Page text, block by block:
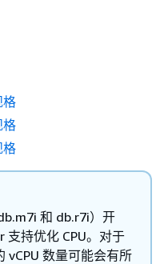
格
格
格
和 db.r7i）开
支持优化 CPU。对于
vCPU 数量可能会有所